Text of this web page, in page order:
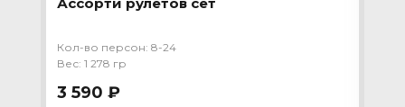
Кол-во персон: 8-24
Вес: 1 278 гр
3 590 ₽